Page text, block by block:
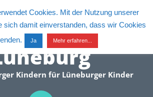
Kindern für Lüneburger Kinder
Cookies. Mit der Nutzung unserer
sich damit einverstanden, dass wir Cookies
Ja Mehr erfahren...